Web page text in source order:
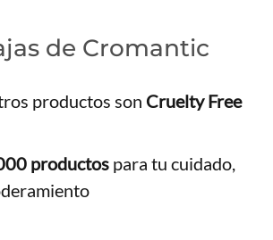
de Cromantic
productos son Cruelty Free
productos para tu cuidado,